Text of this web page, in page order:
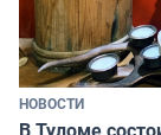
НОВОСТИ